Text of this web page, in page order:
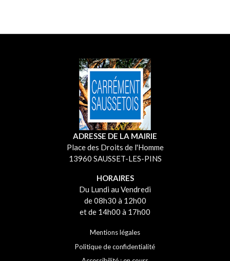
ADRESSE DE LA MAIRIE
Place des Droits de l'Homme
13960 SAUSSET-LES-PINS
HORAIRES
Du Lundi au Vendredi
de 08h30 à 12h00
et de 14h00 à 17h00
Mentions légales
Politique de confidentialité